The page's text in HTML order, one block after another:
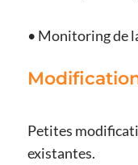
• Monitoring de
Petites
existantes.